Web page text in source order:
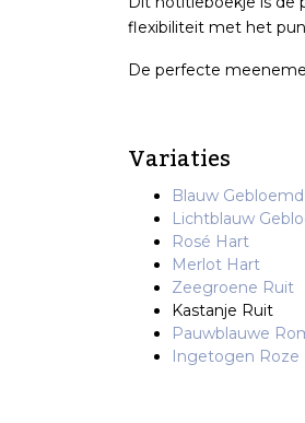
flexibiliteit met het
De perfecte
Variaties
Blauw Gebloemd
Lichtblauw
Rosé Hart
Merlot Hart
Zeegroene Ruit
Kastanje Ruit
Pauwblauwe
Ingetogen Roze